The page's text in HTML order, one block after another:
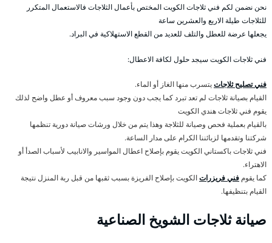
نحن نضمن لكم فني ثلاجات الكويت المختص بأعمال الثلاجات فالاستعمال المتكرر
للثلاجات طيلة الاربع والعشرين ساعة
يجعلها عرضة للعطل والتلف للعديد من القطع الاستهلاكية في البراد.
فني ثلاجات الكويت سيجد حلول لكافة الاعطال:
فني تصليح ثلاجاتيتسرب منها الغاز أو الماء.
القيام بصيانة ثلاجات لم تعد تبرد كما يجب دون وجود سبب معروف أو عطل واضح لذلك
يقوم فني ثلاجات هندي الكويت
بالقيام بعملية فحص وصيانة للثلاجة وهذا يتم من خلال ورشات صيانة دورية تنظمها
شركتنا وتقدمها لزبائننا الكرام على مدار الساعة.
فني ثلاجات باكستاني الكويت يقوم بإصلاح اعطال المواسير والانابيب لأسباب الصدأ أو
الاهتراء.
كما يقوم فني فريزراتالكويت بإصلاح الفريزة بسبب ثقبها من قبل ربة المنزل نتيجة
القيام بتنظيفها.
صيانة ثلاجات الشويخ الصناعية